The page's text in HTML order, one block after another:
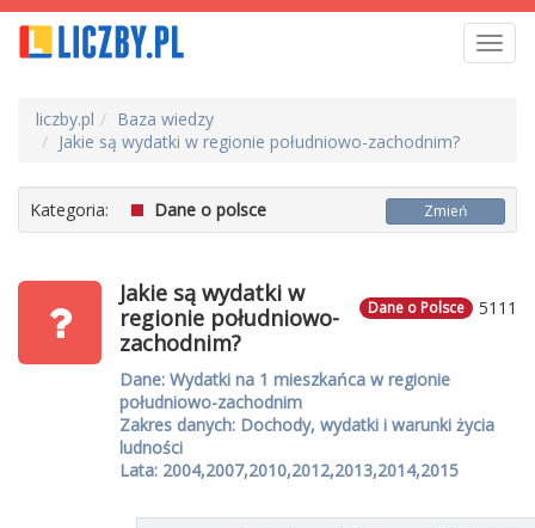
liczby.pl
Baza wiedzy
Jakie są wydatki w regionie południowo-zachodnim?
Kategoria: Dane o polsce Zmień
5111
Dane o Polsce
Jakie są wydatki w
regionie południowo-
zachodnim?
Dane: Wydatki na 1 mieszkańca w regionie
południowo-zachodnim
Zakres danych: Dochody, wydatki i warunki życia
ludności
Lata: 2004,2007,2010,2012,2013,2014,2015